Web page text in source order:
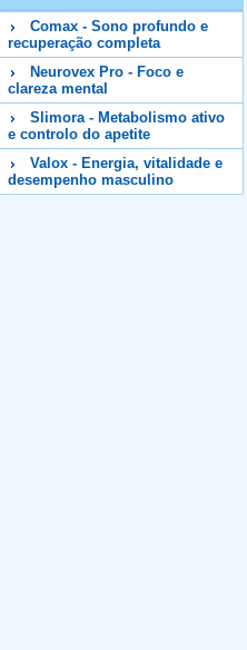
Comax - Sono profundo e
recuperação completa
Neurovex Pro - Foco e
clareza mental
Slimora - Metabolismo ativo
e controlo do apetite
Valox - Energia, vitalidade e
desempenho masculino